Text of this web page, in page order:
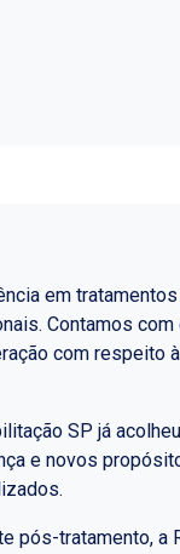
em
Contamos
com respeito
SP já
e novos
pós-tratamento, a